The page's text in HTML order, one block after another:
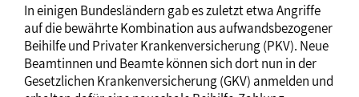
In einigen Bundesländern gab es zuletzt etwa Angriffe
auf die bewährte Kombination aus aufwandsbezogener
Beihilfe und Privater Krankenversicherung (PKV). Neue
Beamtinnen und Beamte können sich dort nun in der
Gesetzlichen Krankenversicherung (GKV) anmelden und